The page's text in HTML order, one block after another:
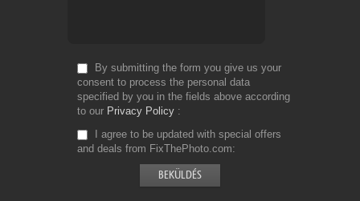
By submitting the form you give us your
consent to process the personal data
specified by you in the fields above according
to our Privacy Policy
I agree to be updated with special offers
and deals from FixThePhoto.com